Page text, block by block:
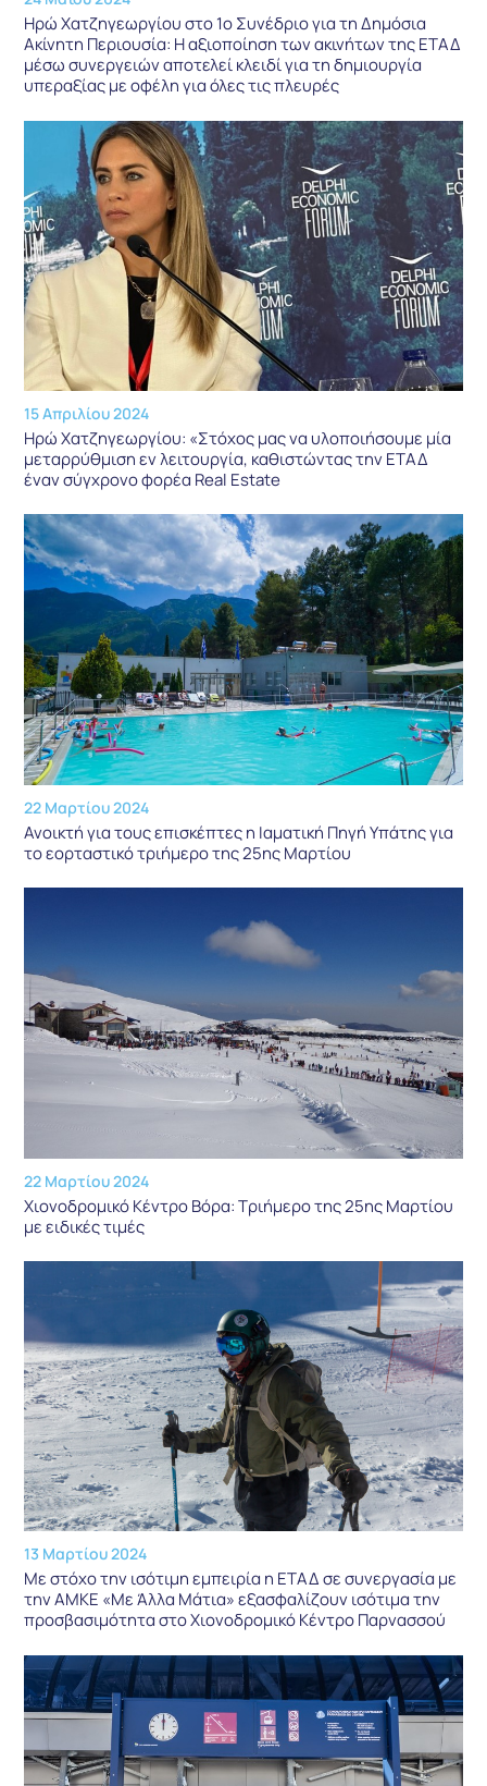
Ηρώ Χατζηγεωργίου στο 1ο Συνέδριο για τη Δημόσια
Ακίνητη Περιουσία: Η αξιοποίηση των ακινήτων της ΕΤΑΔ
μέσω συνεργειών αποτελεί κλειδί για τη δημιουργία
υπεραξίας με οφέλη για όλες τις πλευρές
15 Απριλίου 2024
Ηρώ Χατζηγεωργίου: «Στόχος μας να υλοποιήσουμε μία
μεταρρύθμιση εν λειτουργία, καθιστώντας την ΕΤΑΔ
έναν σύγχρονο φορέα Real Estate
22 Μαρτίου 2024
Ανοικτή για τους επισκέπτες η Ιαματική Πηγή Υπάτης για
το εορταστικό τριήμερο της 25ης Μαρτίου
22 Μαρτίου 2024
Χιονοδρομικό Κέντρο Βόρα: Τριήμερο της 25ης Μαρτίου
με ειδικές τιμές
13 Μαρτίου 2024
Με στόχο την ισότιμη εμπειρία η ΕΤΑΔ σε συνεργασία με
την ΑΜΚΕ «Με Άλλα Μάτια» εξασφαλίζουν ισότιμα την
προσβασιμότητα στο Χιονοδρομικό Κέντρο Παρνασσού